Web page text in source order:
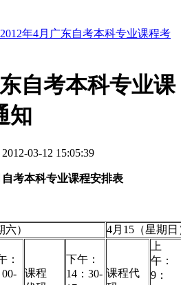
2012年4月广东自考本科专业课程考
自考本科专业课
知
03-12 15:05:39
自考本科专业课程安排表
六） 4月15（星期
：
课程
下午：
14：30- 课程代
上
午：
9：